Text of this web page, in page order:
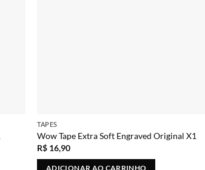
TAPES
Wow Tape Extra Soft Engraved Original X1
R$ 16,90
ADICIONAR AO CARRINHO